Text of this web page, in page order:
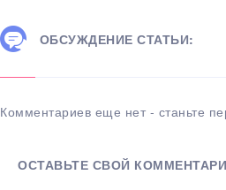
ОБСУЖДЕНИЕ СТАТЬИ:
Комментариев еще нет - станьте
ОСТАВЬТЕ СВОЙ